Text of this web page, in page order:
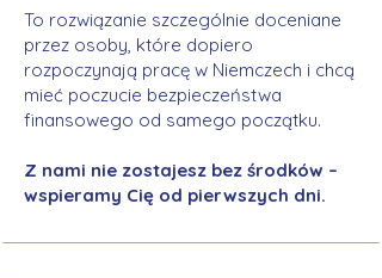
To rozwiązanie szczególnie doceniane
przez osoby, które dopiero
rozpoczynają pracę w Niemczech i chcą
mieć poczucie bezpieczeństwa
finansowego od samego początku.
Z nami nie zostajesz bez środków –
wspieramy Cię od pierwszych dni.